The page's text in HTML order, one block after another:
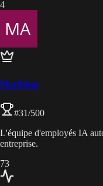
4
Marblism
#31/500
L'équipe d'employés IA
entreprise.
73